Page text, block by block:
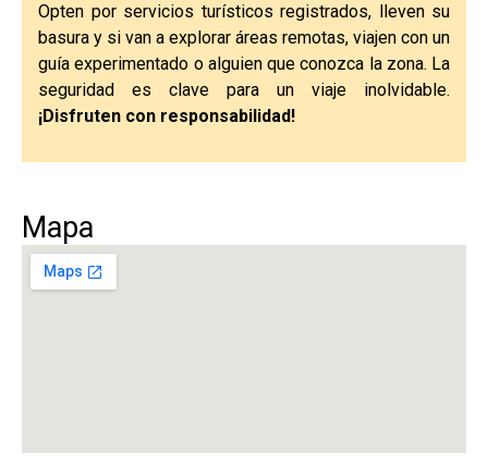
Opten por servicios turísticos registrados, lleven su
basura y si van a explorar áreas remotas, viajen con un
guía experimentado o alguien que conozca la zona. La
seguridad es clave para un viaje inolvidable.
¡Disfruten con responsabilidad!
Mapa